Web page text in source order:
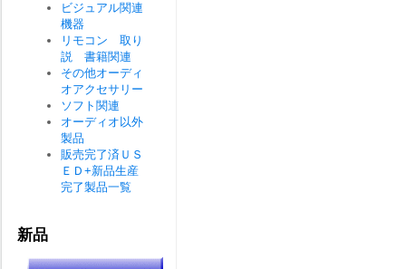
ビジュアル関連
機器
リモコン 取り
説 書籍関連
その他オーディ
オアクセサリー
ソフト関連
オーディオ以外
製品
販売完了済ＵＳ
ＥＤ+新品生産
完了製品一覧
新品